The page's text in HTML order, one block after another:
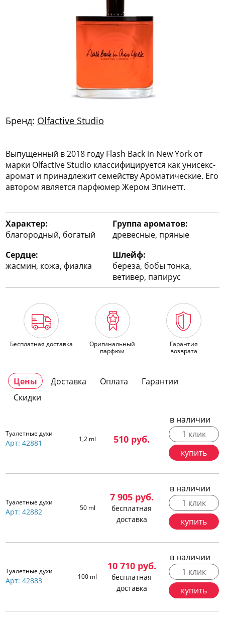
Бренд: Olfactive Studio
Выпущенный в 2018 году Flash Back in New York от
марки Olfactive Studio классифицируется как унисекс-
аромат и принадлежит семейству Ароматические. Его
автором является парфюмер Жером Эпинетт.
Характер:
благородный, богатый
Группа ароматов:
древесные, пряные
Сердце:
жасмин, кожа, фиалка
Шлейф:
береза, бобы тонка,
ветивер, папирус
Бесплатная доставка
Оригинальный
парфюм
Гарантия
возврата
Цены Доставка Оплата
Гарантии
Скидки
Туалетные духи
Арт: 42881 1,2 ml 510 руб.
в наличии
1 клик
купить
Туалетные духи
Арт: 42882 50 ml
7 905руб.
бесплатная
доставка
в наличии
1 клик
купить
Туалетные духи
Арт: 42883 100 ml
10 710руб.
бесплатная
доставка
в наличии
1 клик
купить